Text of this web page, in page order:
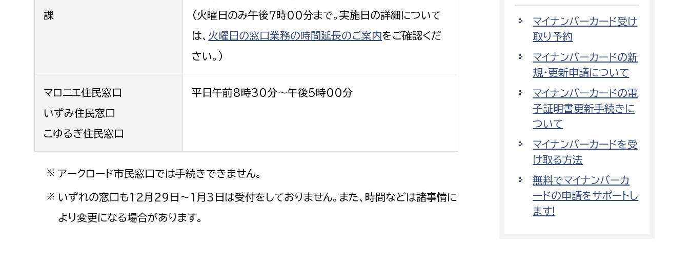
課
（火曜日のみ午後7時00分まで。実施日の詳細について
は、 火曜日の窓口業務の時間延長のご案内をご確認くだ
さい。）
マロニエ住民窓口
いずみ住民窓口
こゆるぎ住民窓口
平日午前8時30分～午後5時00分
※ アークロード市民窓口では手続きできません。
※ いずれの窓口も12月29日～1月3日は受付をしておりません。また、時間などは諸事情に
より変更になる場合があります。
マイナンバーカード受け
取り予約
マイナンバーカードの新
規・更新申請について
マイナンバーカードの電
子証明書更新手続きに
ついて
マイナンバーカードを受
け取る方法
無料でマイナンバーカ
ードの申請をサポートし
ます!